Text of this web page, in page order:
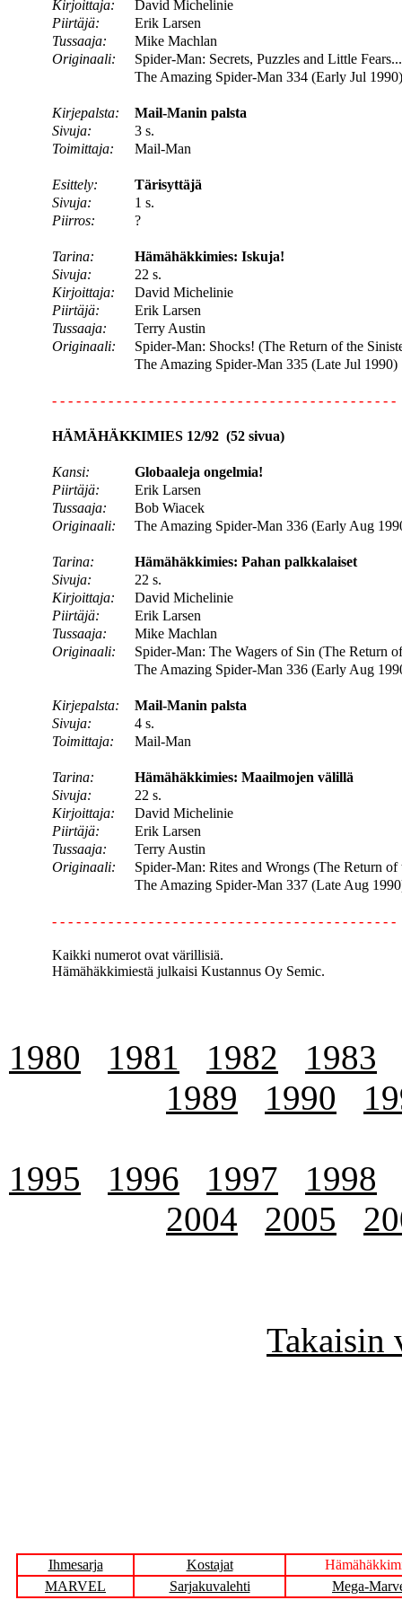
Kirjoittaja:
David Michelinie
Piirtäjä:
Erik Larsen
Tussaaja:
Mike Machlan
Originaali:
Spider-Man: Secrets, Puzzles and Little
The Amazing Spider-Man 334 (Early Jul 1990)
Kirjepalsta:
Mail-Manin palsta
Sivuja:
3 s.
Toimittaja:
Mail-Man
Esittely:
Tärisyttäjä
Sivuja:
1 s.
Piirros:
?
Tarina:
Hämähäkkimies: Iskuja!
Sivuja:
22 s.
Kirjoittaja:
David Michelinie
Piirtäjä:
Erik Larsen
Tussaaja:
Terry Austin
Originaali:
Spider-Man: Shocks! (The Return of the
The Amazing Spider-Man 335 (Late Jul 1990)
- - - - - - - - - - - - - - - - - - - - - - - - - - - - - - - - - - - - - - - - - - -
HÄMÄHÄKKIMIES 12/92 (52 sivua)
Kansi:
Globaaleja ongelmia!
Piirtäjä:
Erik Larsen
Tussaaja:
Bob Wiacek
Originaali:
The Amazing Spider-Man 336 (Early Aug
Tarina:
Hämähäkkimies: Pahan palkkalaiset
Sivuja:
22 s.
Kirjoittaja:
David Michelinie
Piirtäjä:
Erik Larsen
Tussaaja:
Mike Machlan
Originaali:
Spider-Man: The Wagers of Sin (The Return
The Amazing Spider-Man 336 (Early Aug
Kirjepalsta:
Mail-Manin palsta
Sivuja:
4 s.
Toimittaja:
Mail-Man
Tarina:
Hämähäkkimies: Maailmojen välillä
Sivuja:
22 s.
Kirjoittaja:
David Michelinie
Piirtäjä:
Erik Larsen
Tussaaja:
Terry Austin
Originaali:
Spider-Man: Rites and Wrongs (The Return
The Amazing Spider-Man 337 (Late Aug
- - - - - - - - - - - - - - - - - - - - - - - - - - - - - - - - - - - - - - - - - - -
Kaikki numerot ovat värillisiä.
Hämähäkkimiestä julkaisi Kustannus Oy Semic.
1980 1981 1982
1983
1989
1990
1995 1996 1997
1998
2004
2005
Takaisin
Ihmesarja Kostajat
MARVEL
Sarjakuvalehti Mega-